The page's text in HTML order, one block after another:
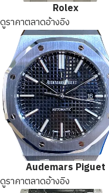
Rolex
ดูราคาตลาดอ้างอิง
Audemars Piguet
ดูราคาตลาดอ้างอิง